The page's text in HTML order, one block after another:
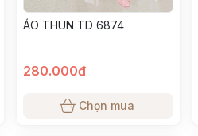
ÁO THUN TD 6874
280.000đ
Chọn mua